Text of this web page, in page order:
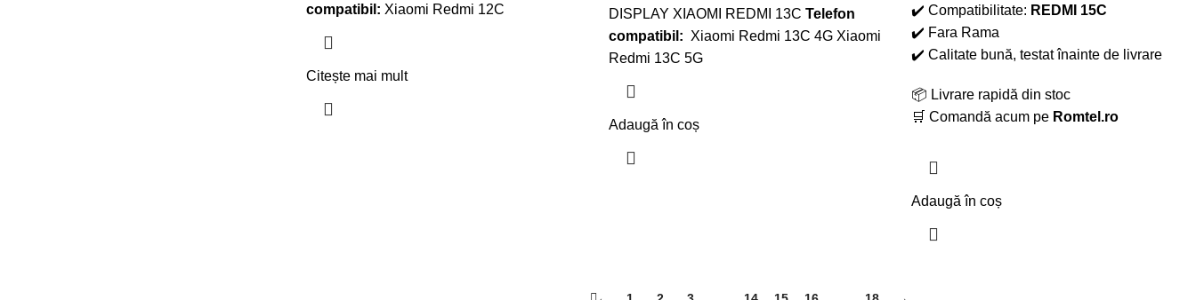
compatibil: Xiaomi Redmi 12C
Citește mai mult
DISPLAY XIAOMI REDMI 13C Telefon
compatibil: Xiaomi Redmi 13C 4G Xiaomi
Redmi 13C 5G
Adaugă în coș
✔️ Compatibilitate: REDMI 15C
✔️ Fara Rama
✔️ Calitate bună, testat înainte de livrare
📦 Livrare rapidă din stoc
🛒 Comandă acum pe Romtel.ro
Adaugă în coș